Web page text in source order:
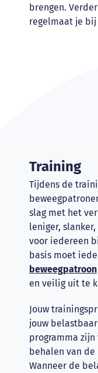
brengen.
regelmaat je
Training
Tijdens de
slag met het
leniger,
voor iedereen
basis moet
beweegpatroon
en veilig uit te
Jouw
jouw
programma
behalen van
Wanneer de